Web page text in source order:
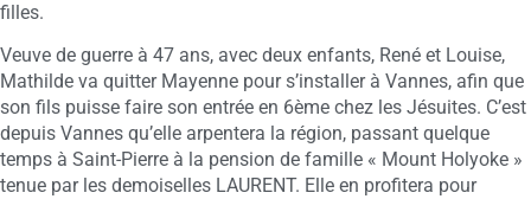
filles.
Veuve de guerre à 47 ans, avec deux enfants, René et Louise,
Mathilde va quitter Mayenne pour s’installer à Vannes, afin que
son fils puisse faire son entrée en 6ème chez les Jésuites. C’est
depuis Vannes qu’elle arpentera la région, passant quelque
temps à Saint-Pierre à la pension de famille « Mount Holyoke »
tenue par les demoiselles LAURENT. Elle en profitera pour